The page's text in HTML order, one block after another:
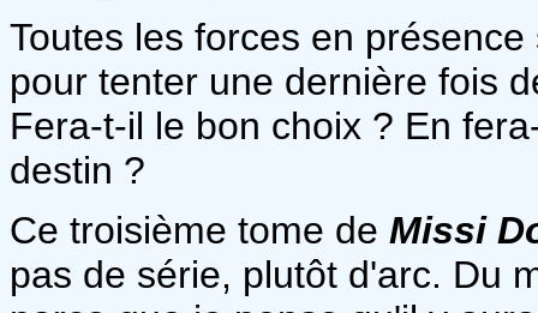
Toutes les forces en
pour tenter une dernière fois
Fera-t-il le bon choix ? En
destin ?
Ce troisième tome de Missi
pas de série, plutôt d'arc. Du